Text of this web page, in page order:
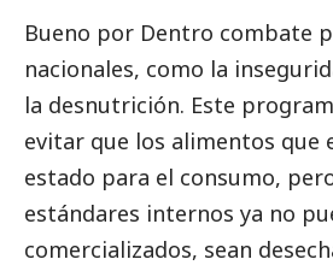
Bueno por Dentro combate
nacionales, como la
la desnutrición. Este
evitar que los alimentos que
estado para el consumo,
estándares internos ya no
comercializados, sean